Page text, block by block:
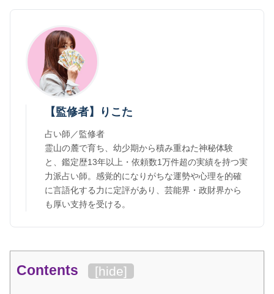
【監修者】りこた
占い師／監修者
霊山の麓で育ち、幼少期から積み重ねた神秘体験
と、鑑定歴13年以上・依頼数1万件超の実績を持つ実
力派占い師。感覚的になりがちな運勢や心理を的確
に言語化する力に定評があり、芸能界・政財界から
も厚い支持を受ける。
Contents [hide]